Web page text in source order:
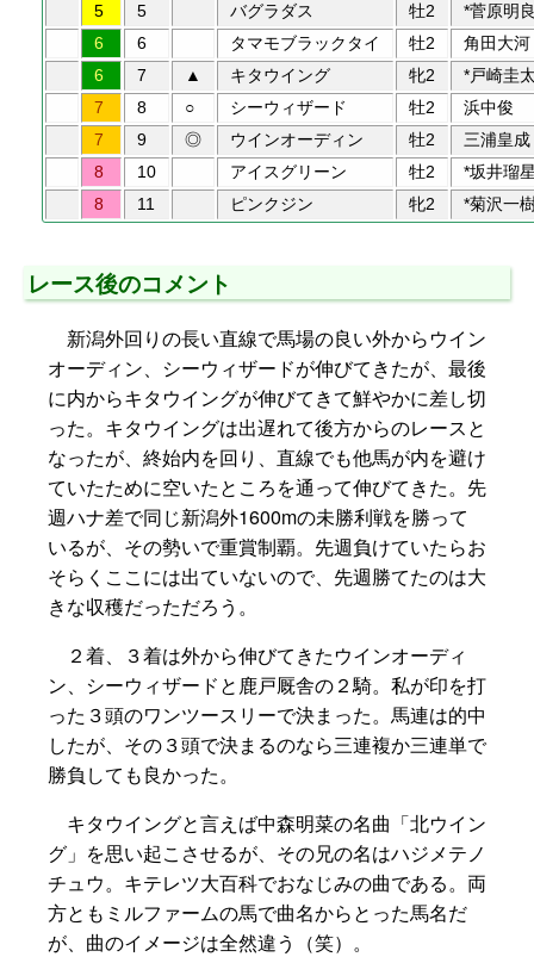
5
5 バグラダス 牡2
*菅原明
6
6 タマモブラックタイ 牡2
角田大河
6
7 ▲ キタウイング 牝2
*戸崎圭
7
8 ○ シーウィザード 牡2
浜中俊
7
9 ◎ ウインオーディン 牡2
三浦皇成
8
10 アイスグリーン 牡2
*坂井瑠
8
11 ピンクジン 牝2 *菊沢一
レース後のコメント
新潟外回りの長い直線で馬場の良い外からウイン
オーディン、シーウィザードが伸びてきたが、最後
に内からキタウイングが伸びてきて鮮やかに差し切
った。キタウイングは出遅れて後方からのレースと
なったが、終始内を回り、直線でも他馬が内を避け
ていたために空いたところを通って伸びてきた。先
週ハナ差で同じ新潟外1600mの未勝利戦を勝って
いるが、その勢いで重賞制覇。先週負けていたらお
そらくここには出ていないので、先週勝てたのは大
きな収穫だっただろう。
２着、３着は外から伸びてきたウインオーディ
ン、シーウィザードと鹿戸厩舎の２騎。私が印を打
った３頭のワンツースリーで決まった。馬連は的中
したが、その３頭で決まるのなら三連複か三連単で
勝負しても良かった。
キタウイングと言えば中森明菜の名曲「北ウイン
グ」を思い起こさせるが、その兄の名はハジメテノ
チュウ。キテレツ大百科でおなじみの曲である。両
方ともミルファームの馬で曲名からとった馬名だ
が、曲のイメージは全然違う（笑）。